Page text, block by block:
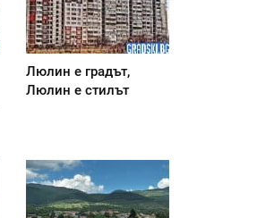
Люлин е градът,
Люлин е стилът